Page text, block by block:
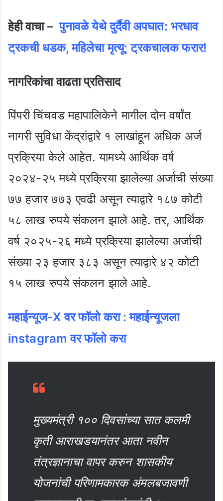
हेही वाचा –पुनावळे येथे दुर्दैवी अपघात: भरधाव
ट्रकची धडक, महिलेचा मृत्यू; ट्रकचालक फरार!
नागरिकांचा वाढता प्रतिसाद
पिंपरी चिंचवड महापालिकेने मागील दोन वर्षांत
नागरी सुविधा केंद्रांद्वारे १ लाखांहून अधिक अर्ज
प्रक्रिया केले आहेत. यामध्ये आर्थिक वर्ष
२०२४-२५ मध्ये प्रक्रिया झालेल्या अर्जाची संख्या
७७ हजार ७७३ एवढी असून त्याद्वारे १८७ कोटी
५८ लाख रुपये संकलन झाले आहे. तर, आर्थिक
वर्ष २०२५-२६ मध्ये प्रक्रिया झालेल्या अर्जाची
संख्या २३ हजार ३८३ असून त्याद्वारे ४२ कोटी
१५ लाख रुपये संकलन झाले आहे.
महाईन्यूज-X वर फॉलो करा : महाईन्यूजला
instagram वर फॉलो करा
मुख्यमंत्री १०० दिवसांच्या सात कलमी
कृती आराखडयानंतर आता नवीन
तंत्रज्ञानाचा वापर करुन शासकीय
योजनांची परिणामकारक अंमलबजावणी